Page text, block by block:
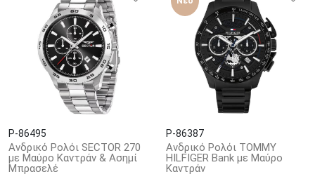
P-86495
Ανδρικό Ρολόι SECTOR 270
με Μαύρο Καντράν & Ασημί
Μπρασελέ
P-86387
Ανδρικό Ρολόι TOMMY
HILFIGER Bank με Μαύρο
Καντράν